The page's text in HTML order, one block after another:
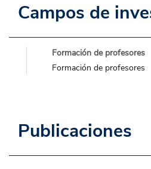
Campos de
Formación de profesores
Formación de profesores
Publicaciones